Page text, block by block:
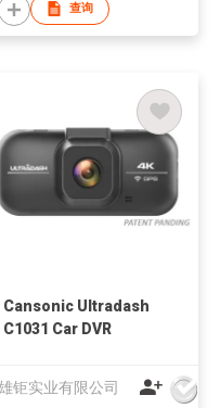
查询
Cansonic Ultradash
C1031 Car DVR
钜实业有限公司